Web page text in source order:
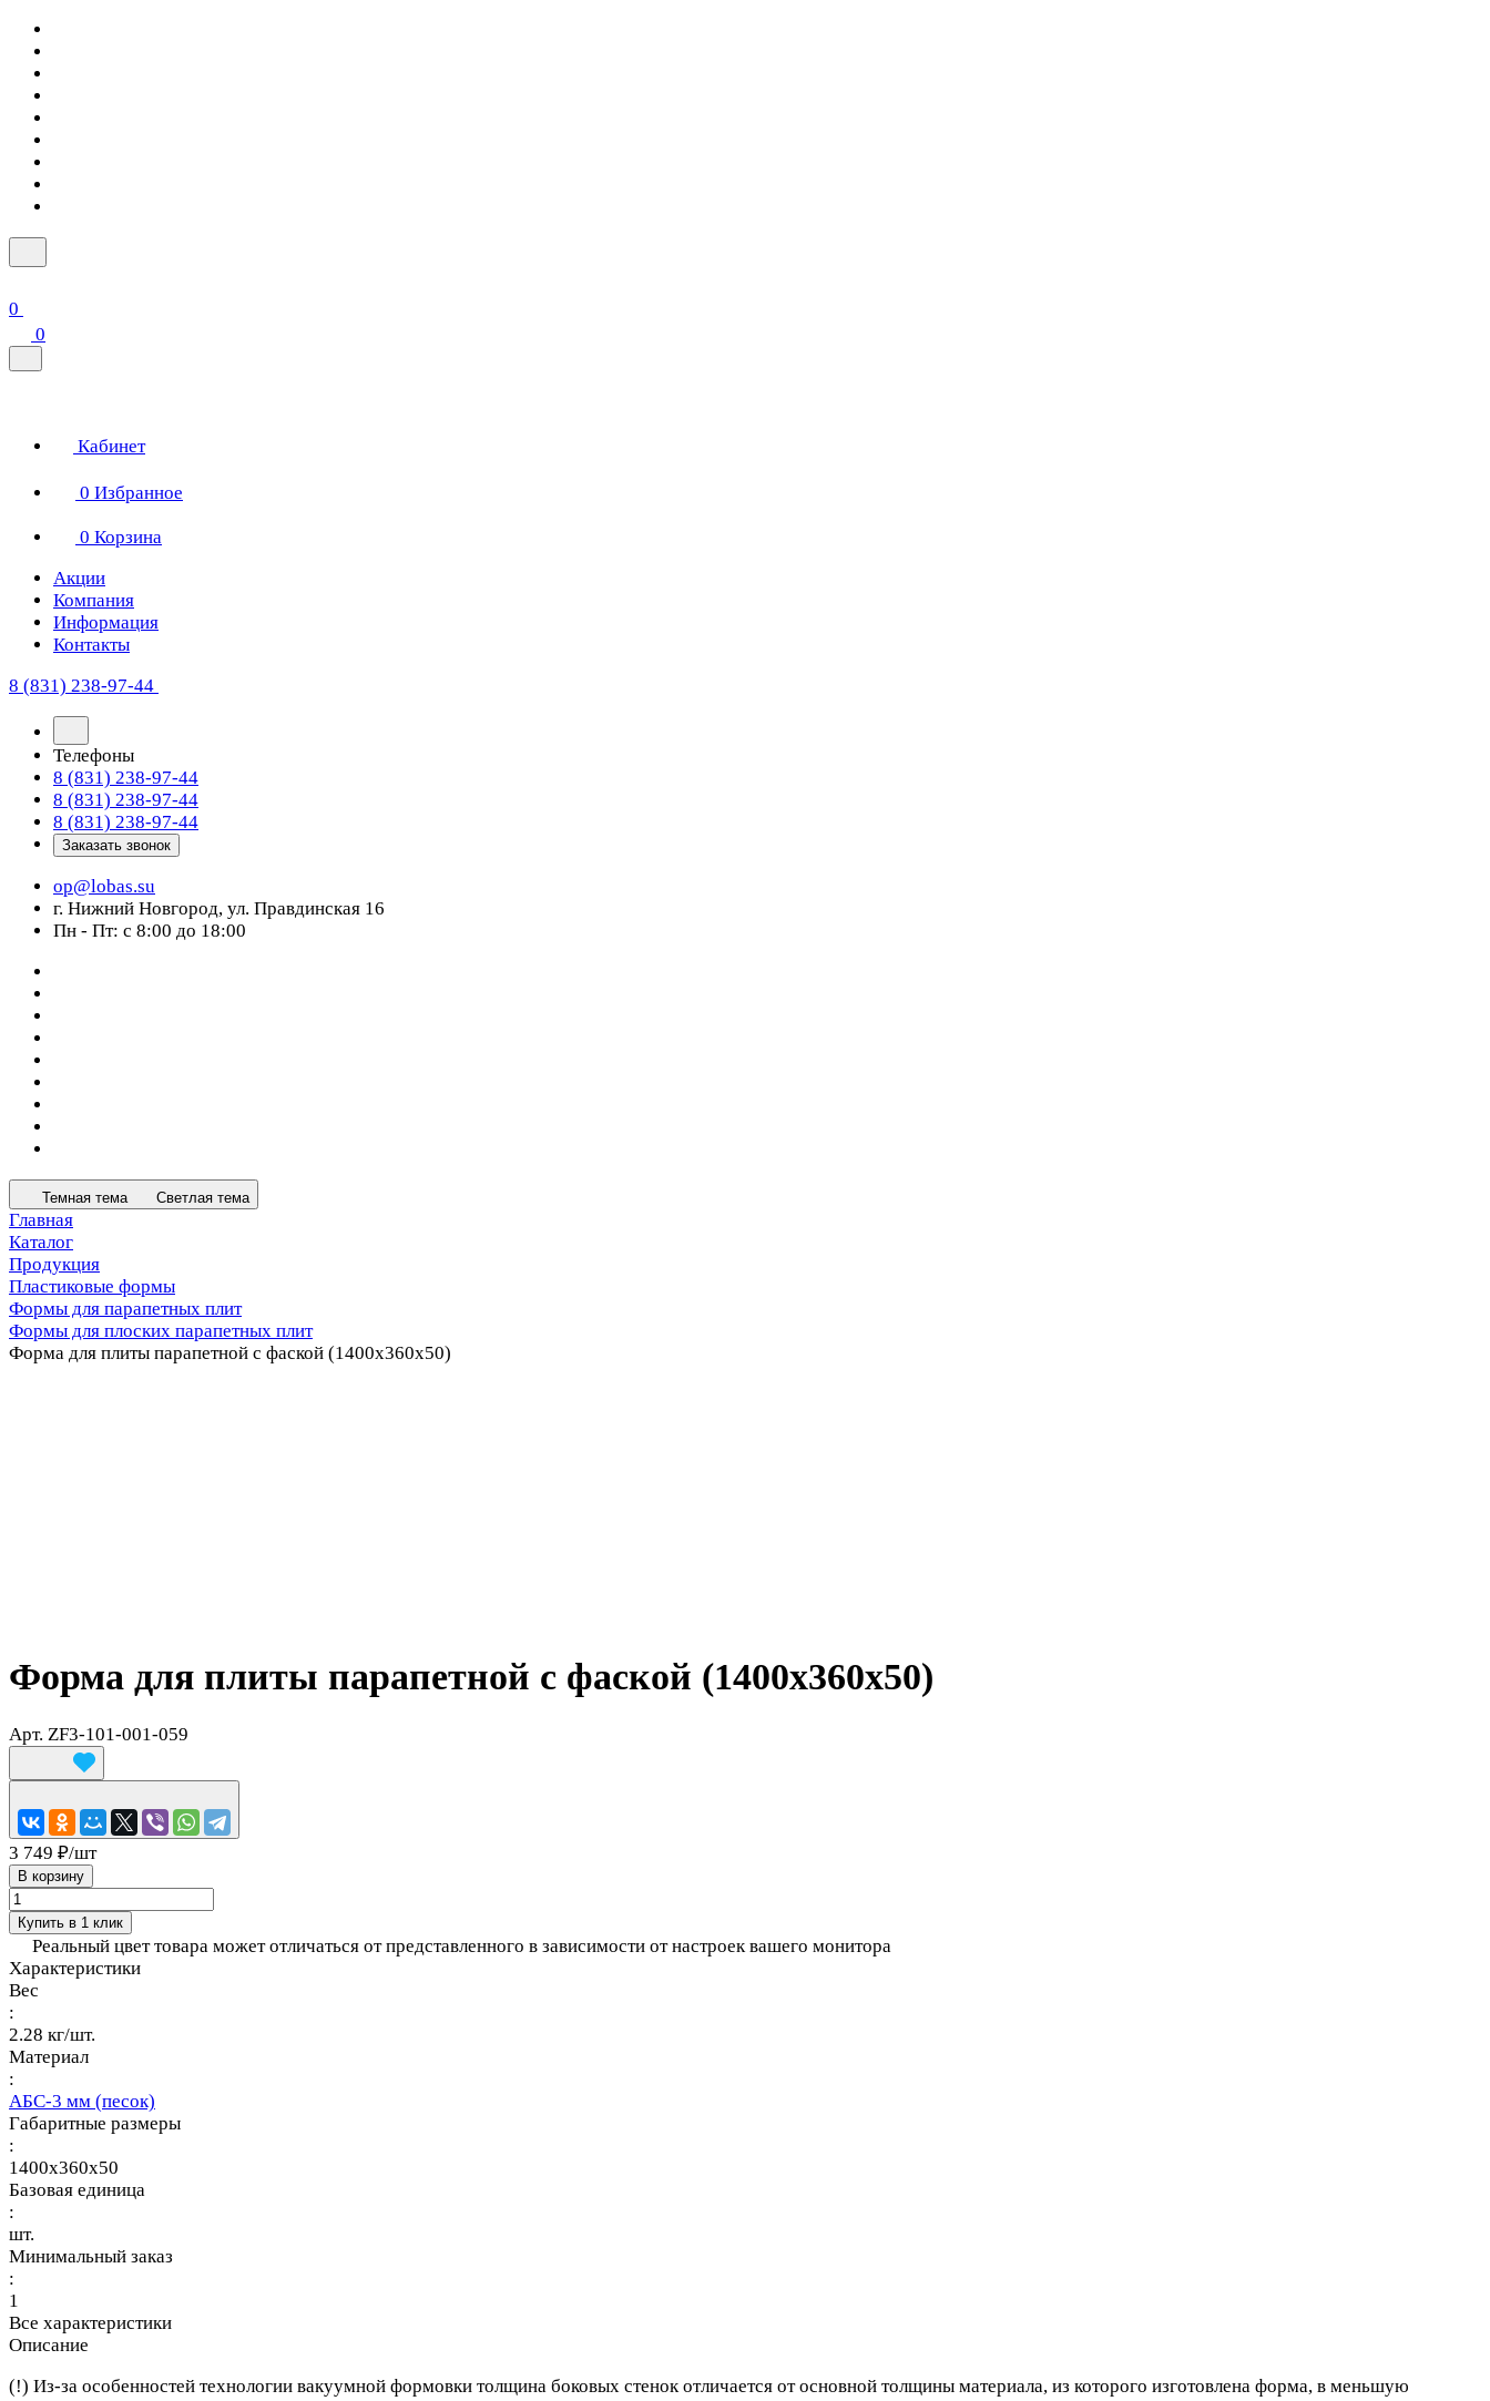
0
0
Кабинет
0 Избранное
0 Корзина
Акции
Компания
Информация
Контакты
8 (831) 238-97-44
Телефоны
8 (831) 238-97-44
8 (831) 238-97-44
8 (831) 238-97-44
Заказать звонок
op@lobas.su
г. Нижний Новгород, ул. Правдинская 16
Пн - Пт: с 8:00 до 18:00
Темная тема Светлая тема
Главная
Каталог
Продукция
Пластиковые формы
Формы для парапетных плит
Формы для плоских парапетных плит
Форма для плиты парапетной с фаской (1400x360x50)
Форма для плиты парапетной с фаской (1400x360x50)
Арт. ZF3-101-001-059
3 749 ₽/шт
В корзину
Купить в 1 клик
Реальный цвет товара может отличаться от представленного в зависимости от настроек вашего монитора
Характеристики
Вес
:
2.28 кг/шт.
Материал
:
АБС-3 мм (песок)
Габаритные размеры
:
1400x360x50
Базовая единица
:
шт.
Минимальный заказ
:
1
Все характеристики
Описание
(!) Из-за особенностей технологии вакуумной формовки толщина боковых стенок отличается от основной толщины материала, из которого изготовлена форма, в меньшую